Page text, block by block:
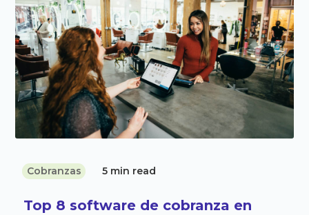
Cobranzas 5 min read
Top 8 software de cobranza en